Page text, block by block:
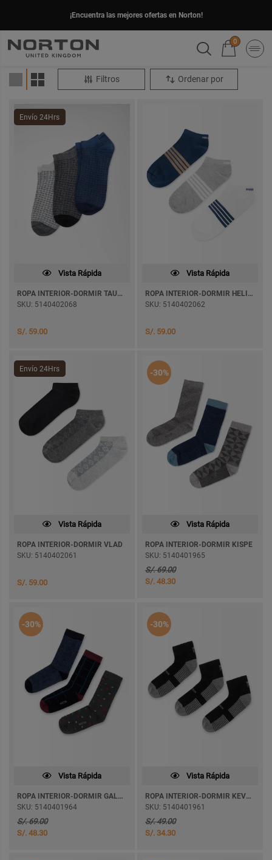
¡Encuentra las mejores ofertas en Norton!
0
Filtros Ordenar por
Envío 24Hrs
Vista Rápida
ROPA INTERIOR-DORMIR TAUBERT
SKU: 5140402068
S/. 59.00
Vista Rápida
ROPA INTERIOR-DORMIR HELIAM
SKU: 5140402062
S/. 59.00
Envío 24Hrs
Vista Rápida
ROPA INTERIOR-DORMIR VLAD
SKU: 5140402061
S/. 59.00
-30%
Vista Rápida
ROPA INTERIOR-DORMIR KISPE
SKU: 5140401965
S/. 69.00
S/. 48.30
-30%
Vista Rápida
ROPA INTERIOR-DORMIR GALAPAGOS
SKU: 5140401964
S/. 69.00
S/. 48.30
-30%
Vista Rápida
ROPA INTERIOR-DORMIR KEVEDO
SKU: 5140401961
S/. 49.00
S/. 34.30